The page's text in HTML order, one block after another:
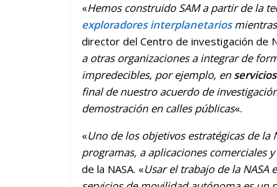
«Hemos construido SAM a partir de la
exploradores interplanetariosmientras
director del Centro de investigación de
a otras organizaciones a integrar de
impredecibles, por ejemplo, en
final de nuestro acuerdo de
demostración en calles públicas«.
«Uno de los objetivos estratégicas de la
programas, a aplicaciones comerciales
de la NASA. «Usar el trabajo de la NASA